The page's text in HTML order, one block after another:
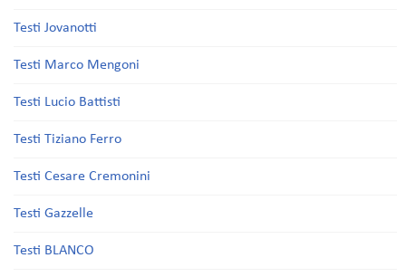
Testi Jovanotti
Testi Marco Mengoni
Testi Lucio Battisti
Testi Tiziano Ferro
Testi Cesare Cremonini
Testi Gazzelle
Testi BLANCO